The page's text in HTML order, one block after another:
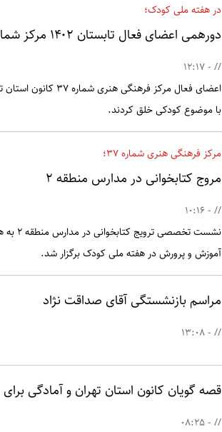
در هفته ملی کودک؛
دورهمی اعضای فعال تابستان ۱۴۰۲ مرکز شماره ۳۷
// - 12:17
اعضای فعال مرکز
با موضوع کودکی خلق کردند.
مرکز فرهنگی هنری شماره ۳۷؛
مروج کتابخوانی در مدارس منطقه ۲
// - 10:16
آموزش و پرورش در هفته ملی کودک برگزار شد.
مراسم بازنشستگی آقای صداقت نژاد
// - 13:08
قصه گویان کانون استان تهران و آمادگی
// - 08:25